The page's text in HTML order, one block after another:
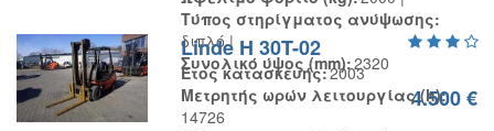
Τύπος στηρίγματος ανύψωσης
διπλό
Συνολικό ύψος (mm) 2320
4.500 €
Linde H 30T-02
Έτος κατασκευής 2003
Μετρητής ωρών λειτουργίας (h)
14726